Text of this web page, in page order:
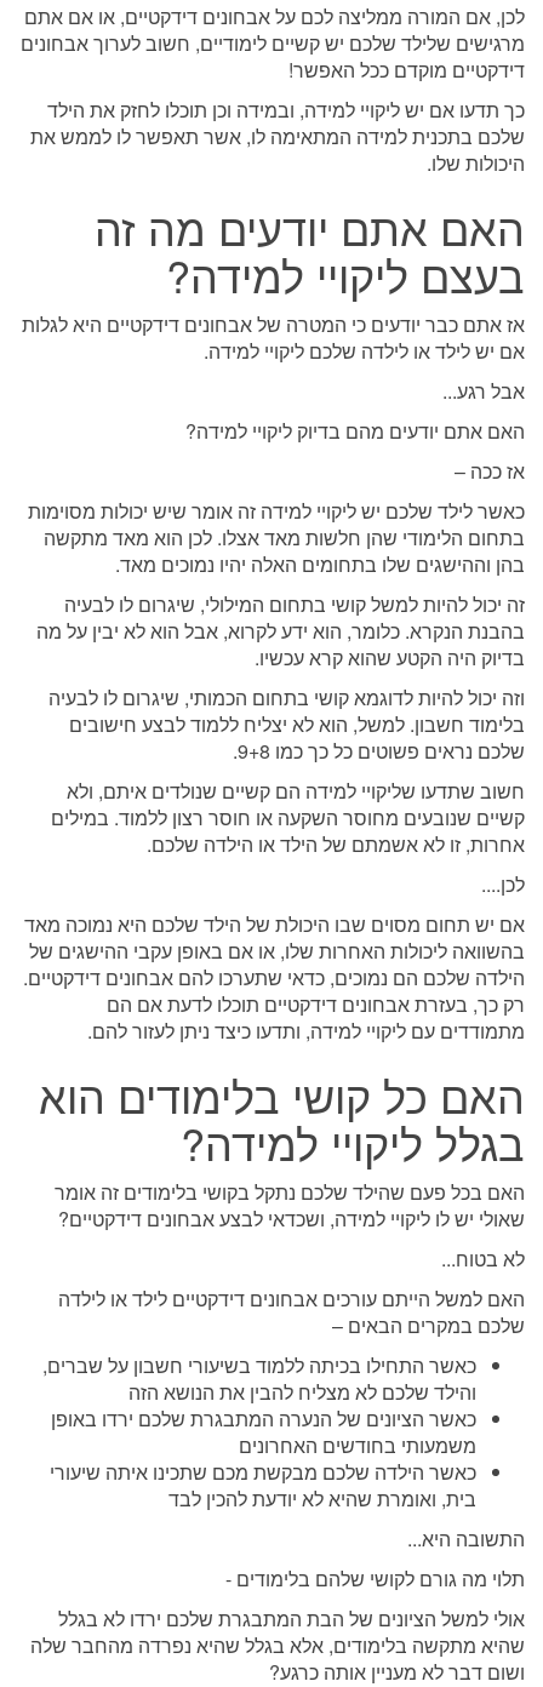
לכן, אם המורה ממליצה לכם על אבחונים דידקטיים, או אם אתם
מרגישים שלילד שלכם יש קשיים לימודיים, חשוב לערוך אבחונים
דידקטיים מוקדם ככל האפשר!
כך תדעו אם יש ליקויי למידה, ובמידה וכן תוכלו לחזק את הילד
שלכם בתכנית למידה המתאימה לו, אשר תאפשר לו לממש את
היכולות שלו.
האם אתם יודעים מה זה
בעצם ליקויי למידה?
אז אתם כבר יודעים כי המטרה של אבחונים דידקטיים היא לגלות
אם יש לילד או לילדה שלכם ליקויי למידה.
אבל רגע...
האם אתם יודעים מהם בדיוק ליקויי למידה?
אז ככה –
כאשר לילד שלכם יש ליקויי למידה זה אומר שיש יכולות מסוימות
בתחום הלימודי שהן חלשות מאד אצלו. לכן הוא מאד מתקשה
בהן וההישגים שלו בתחומים האלה יהיו נמוכים מאד.
זה יכול להיות למשל קושי בתחום המילולי, שיגרום לו לבעיה
בהבנת הנקרא. כלומר, הוא ידע לקרוא, אבל הוא לא יבין על מה
בדיוק היה הקטע שהוא קרא עכשיו.
וזה יכול להיות לדוגמא קושי בתחום הכמותי, שיגרום לו לבעיה
בלימוד חשבון. למשל, הוא לא יצליח ללמוד לבצע חישובים
שלכם נראים פשוטים כל כך כמו 9+8.
חשוב שתדעו שליקויי למידה הם קשיים שנולדים איתם, ולא
קשיים שנובעים מחוסר השקעה או חוסר רצון ללמוד. במילים
אחרות, זו לא אשמתם של הילד או הילדה שלכם.
לכן....
אם יש תחום מסוים שבו היכולת של הילד שלכם היא נמוכה מאד
בהשוואה ליכולות האחרות שלו, או אם באופן עקבי ההישגים של
הילדה שלכם הם נמוכים, כדאי שתערכו להם אבחונים דידקטיים.
רק כך, בעזרת אבחונים דידקטיים תוכלו לדעת אם הם
מתמודדים עם ליקויי למידה, ותדעו כיצד ניתן לעזור להם.
האם כל קושי בלימודים הוא
בגלל ליקויי למידה?
האם בכל פעם שהילד שלכם נתקל בקושי בלימודים זה אומר
שאולי יש לו ליקויי למידה, ושכדאי לבצע אבחונים דידקטיים?
לא בטוח...
האם למשל הייתם עורכים אבחונים דידקטיים לילד או לילדה
שלכם במקרים הבאים –
כאשר התחילו בכיתה ללמוד בשיעורי חשבון על שברים,
והילד שלכם לא מצליח להבין את הנושא הזה
כאשר הציונים של הנערה המתבגרת שלכם ירדו באופן
משמעותי בחודשים האחרונים
כאשר הילדה שלכם מבקשת מכם שתכינו איתה שיעורי
בית, ואומרת שהיא לא יודעת להכין לבד
התשובה היא...
תלוי מה גורם לקושי שלהם בלימודים -
אולי למשל הציונים של הבת המתבגרת שלכם ירדו לא בגלל
שהיא מתקשה בלימודים, אלא בגלל שהיא נפרדה מהחבר שלה
ושום דבר לא מעניין אותה כרגע?